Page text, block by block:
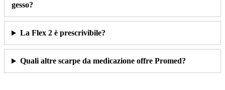
gesso?
La Flex 2 è prescrivibile?
Quali altre scarpe da medicazione offre Promed?